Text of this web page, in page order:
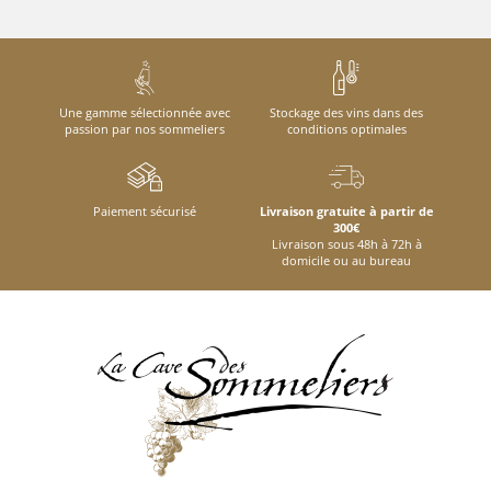
Une gamme sélectionnée avec
passion par nos sommeliers
Stockage des vins dans des
conditions optimales
Paiement sécurisé
Livraison gratuite à partir de
300€
Livraison sous 48h à 72h à
domicile ou au bureau